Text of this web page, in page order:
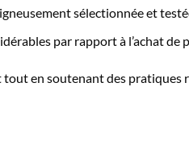
sélectionnée et
par rapport à l’achat de
en soutenant des pratiques